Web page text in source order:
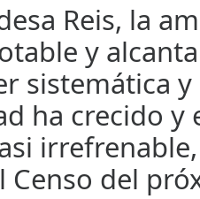
Reis, la
y
sistemática
ha crecido y
Censo del